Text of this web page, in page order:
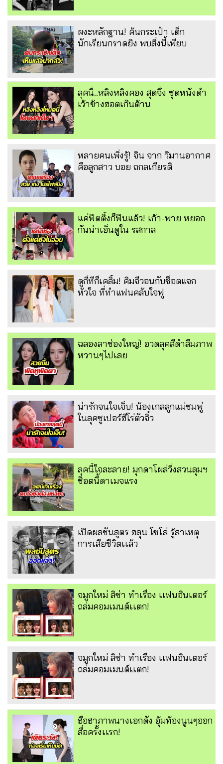
ผงะหลักฐาน! ค้นกระเป๋า เด็ก
นักเรียนกราดยิง พบสิ่งนี้เพียบ
ลุคนี้..หลิงหลิงคอง สุดจึ้ง ชุดหนังดำ
เว้าข้างฮอตเกินต้าน
หลายคนเพิ่งรู้! จิน จาก วิมานอากาศ
คือลูกสาว บอย ถกลเกียรติ
แค่ฟิตติ้งก็ฟินแล้ว! เก้า-พาย หยอก
กันน่าเอ็นดูใน รสกาล
ดูกี่ทีก็เคลิ้ม! คิมจีวอนกับช็อตแจก
หัวใจ ที่ทำแฟนคลับใจฟู
ฉลองลาช่องใหญ่! อวดลุคสีดำลืมภาพ
หวานๆไปเลย
น่ารักจนใจเจ็บ! น้องเกลลูกแม่ชมพู่
ในลุคซูเปอร์ฮีโร่ตัวจิ๋ว
ลุคนี้ใจละลาย! มุกดาโผล่วิ่งสวนลุมฯ
ช็อตนี้ดาเมจแรง
เปิดผลชันสูตร ฮลุน โซโล่ รู้สาเหตุ
การเสียชีวิตเเล้ว
จมูกใหม่ ลิซ่า ทำเรื่อง เเฟนอินเตอร์
ถล่มคอมเมนต์เเตก!
จมูกใหม่ ลิซ่า ทำเรื่อง เเฟนอินเตอร์
ถล่มคอมเมนต์เเตก!
ฮือฮาภาพนางเอกดัง อุ้มท้องนูนๆออก
สื่อครั้งเเรก!